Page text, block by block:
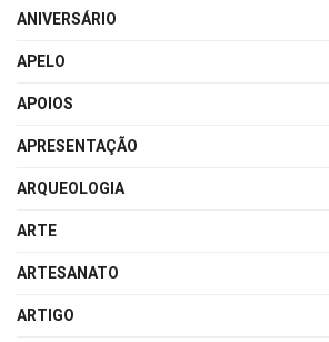
ANIVERSÁRIO
APELO
APOIOS
APRESENTAÇÃO
ARQUEOLOGIA
ARTE
ARTESANATO
ARTIGO